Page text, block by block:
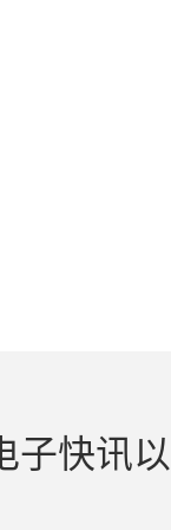
子快讯